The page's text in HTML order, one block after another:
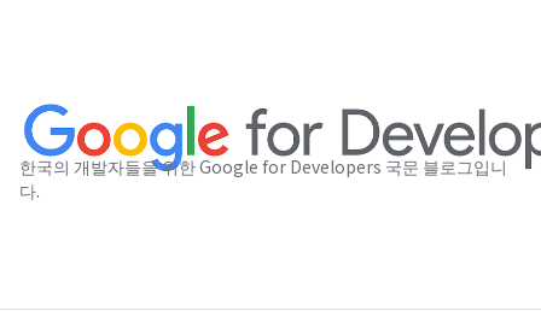
한국의 개발자들을 위한 Google for Developers 국문 블로그입니
다.